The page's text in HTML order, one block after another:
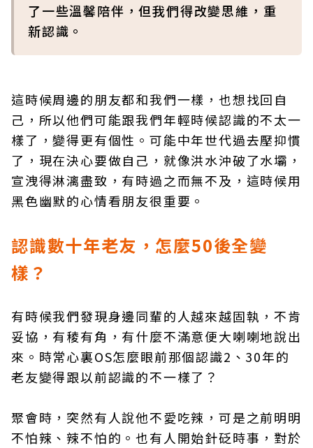
了一些溫馨陪伴，但我們得改變思維，重
新認識。
這時候周邊的朋友都和我們一樣，也想找回自
己，所以他們可能跟我們年輕時候認識的不太一
樣了，變得更有個性。可能中年世代過去壓抑慣
了，現在決心要做自己，就像洪水沖破了水壩，
宣洩得淋漓盡致，有時過之而無不及，這時候用
黑色幽默的心情看朋友很重要。
認識數十年老友，怎麼50後全變
樣？
有時候我們發現身邊同輩的人越來越固執，不肯
妥協，有稜有角，有什麼不滿意便大喇喇地說出
來。時常心裏OS怎麼眼前那個認識2、30年的
老友變得跟以前認識的不一樣了？
聚會時，突然有人說他不愛吃辣，可是之前明明
不怕辣、辣不怕的。也有人開始針砭時事，對於